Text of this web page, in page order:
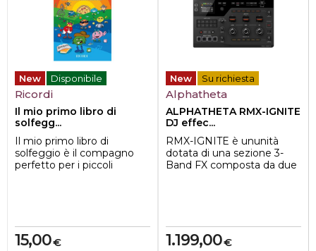
New Disponibile
Ricordi
Il mio primo libro di
solfegg...
Il mio primo libro di
solfeggio è il compagno
perfetto per i piccoli
€
15,00
New Su richiesta
Alphatheta
ALPHATHETA RMX-IGNITE
DJ effec...
RMX-IGNITE è ununità
dotata di una sezione 3-
Band FX composta da due
€
1.199,00